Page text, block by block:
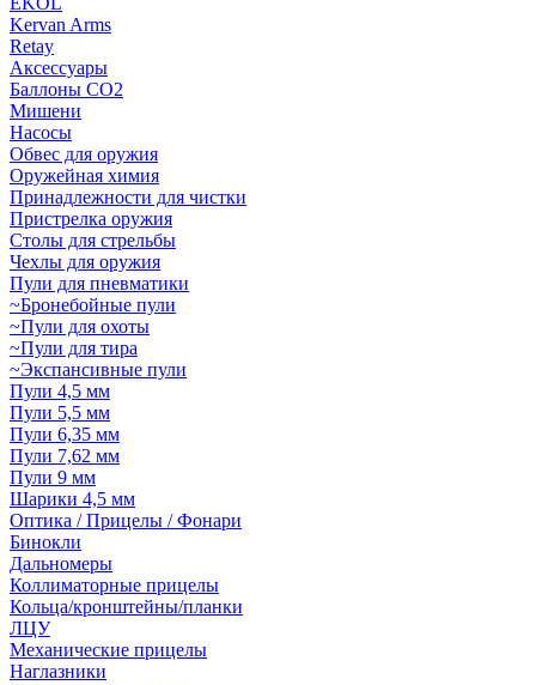
Kervan Arms
Retay
Аксессуары
Баллоны СО2
Мишени
Насосы
Обвес для оружия
Оружейная химия
Принадлежности для чистки
Пристрелка оружия
Столы для стрельбы
Чехлы для оружия
Пули для пневматики
~Бронебойные пули
~Пули для охоты
~Пули для тира
~Экспансивные пули
Пули 4,5 мм
Пули 5,5 мм
Пули 6,35 мм
Пули 7,62 мм
Пули 9 мм
Шарики 4,5 мм
Оптика / Прицелы / Фонари
Бинокли
Дальномеры
Коллиматорные прицелы
Кольца/кронштейны/планки
ЛЦУ
Механические прицелы
Наглазники